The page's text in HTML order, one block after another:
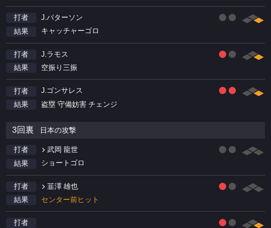
打者
J.パターソン
結果
キャッチャーゴロ
打者
J.ラモス
結果
空振り三振
打者
J.ゴンサレス
結果
盗塁 守備妨害 チェンジ
3回裏 日本の攻撃
打者
武岡 龍世
結果
ショートゴロ
打者
韮澤 雄也
結果
センター前ヒット
打者